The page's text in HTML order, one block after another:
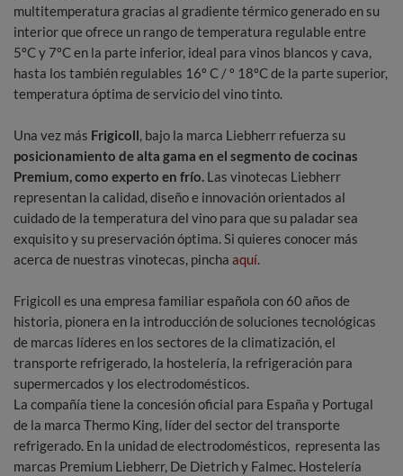
multitemperatura gracias al gradiente térmico generado en su
interior que ofrece un rango de temperatura regulable entre
5ºC y 7ºC en la parte inferior, ideal para vinos blancos y cava,
hasta los también regulables 16º C / º 18ºC de la parte superior,
temperatura óptima de servicio del vino tinto.
Una vez más Frigicoll, bajo la marca Liebherr refuerza su
posicionamiento de alta gama en el segmento de cocinas
Premium, como experto en frío. Las vinotecas Liebherr
representan la calidad, diseño e innovación orientados al
cuidado de la temperatura del vino para que su paladar sea
exquisito y su preservación óptima. Si quieres conocer más
acerca de nuestras vinotecas, pincha aquí.
Frigicoll es una empresa familiar española con 60 años de
historia, pionera en la introducción de soluciones tecnológicas
de marcas líderes en los sectores de la climatización, el
transporte refrigerado, la hostelería, la refrigeración para
supermercados y los electrodomésticos.
La compañía tiene la concesión oficial para España y Portugal
de la marca Thermo King, líder del sector del transporte
refrigerado. En la unidad de electrodomésticos, representa las
marcas Premium Liebherr, De Dietrich y Falmec. Hostelería